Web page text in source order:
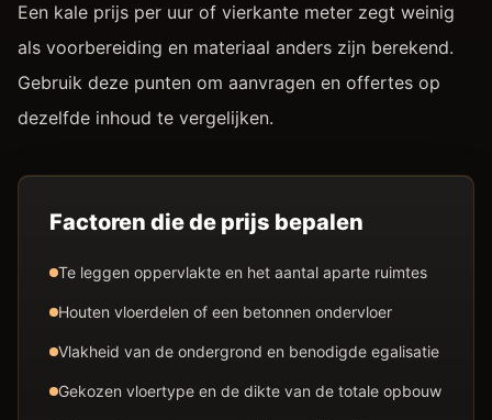
Een kale prijs per uur of vierkante meter zegt weinig
als voorbereiding en materiaal anders zijn berekend.
Gebruik deze punten om aanvragen en offertes op
dezelfde inhoud te vergelijken.
Factoren die de prijs bepalen
Te leggen oppervlakte en het aantal aparte ruimtes
Houten vloerdelen of een betonnen ondervloer
Vlakheid van de ondergrond en benodigde egalisatie
Gekozen vloertype en de dikte van de totale opbouw